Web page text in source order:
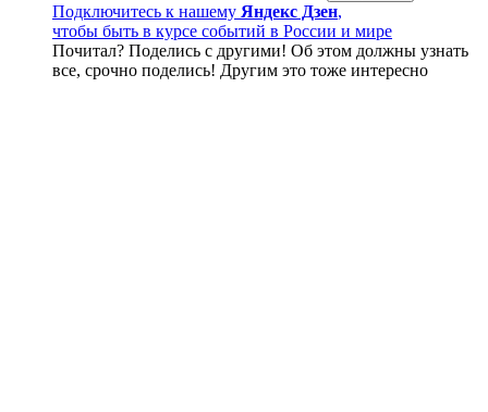
Подключитесь к нашему Яндекс Дзен,
чтобы быть в курсе событий в России и мире
Почитал? Поделись с другими! Об этом должны узнать
все, срочно поделись! Другим это тоже интересно